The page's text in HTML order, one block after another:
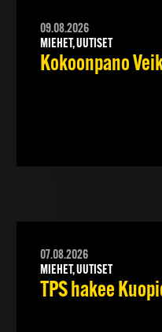
09.08.2026
MIEHET, UUTISET
Kokoonpano
07.08.2026
MIEHET, UUTISET
TPS hakee